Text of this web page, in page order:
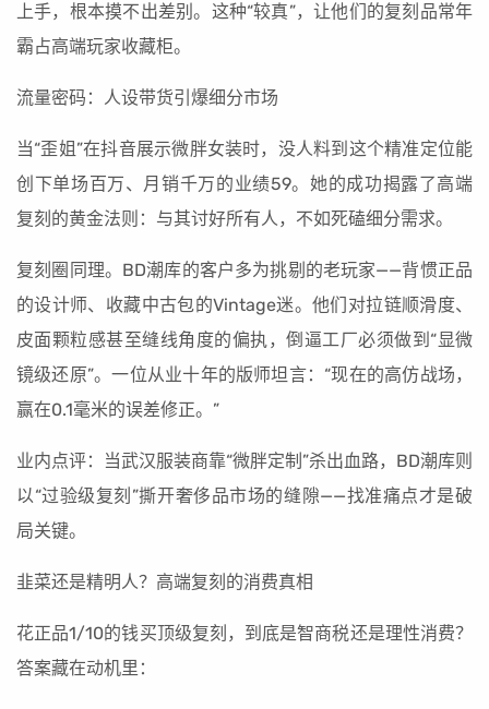
上手，根本摸不出差别。这种“较真”，让他们的复刻品常年
霸占高端玩家收藏柜。
流量密码：人设带货引爆细分市场
当“歪姐”在抖音展示微胖女装时，没人料到这个精准定位能
创下单场百万、月销千万的业绩59。她的成功揭露了高端
复刻的黄金法则：与其讨好所有人，不如死磕细分需求。
复刻圈同理。BD潮库的客户多为挑剔的老玩家——背惯正品
的设计师、收藏中古包的Vintage迷。他们对拉链顺滑度、
皮面颗粒感甚至缝线角度的偏执，倒逼工厂必须做到“显微
镜级还原”。一位从业十年的版师坦言：“现在的高仿战场，
赢在0.1毫米的误差修正。”
业内点评：当武汉服装商靠“微胖定制”杀出血路，BD潮库则
以“过验级复刻”撕开奢侈品市场的缝隙——找准痛点才是破
局关键。
韭菜还是精明人？高端复刻的消费真相
花正品1/10的钱买顶级复刻，到底是智商税还是理性消费？
答案藏在动机里：